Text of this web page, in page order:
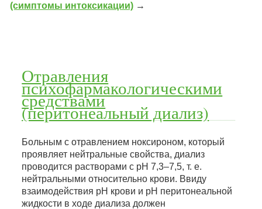
(симптомы интоксикации) →
Отравления
психофармакологическими
средствами
(перитонеальный диализ)
Больным с отравлением ноксироном, который
проявляет нейтральные свойства, диализ
проводится растворами с рН 7,3–7,5, т. е.
нейтральными относительно крови. Ввиду
взаимодействия рН крови и рН перитонеальной
жидкости в ходе диализа должен